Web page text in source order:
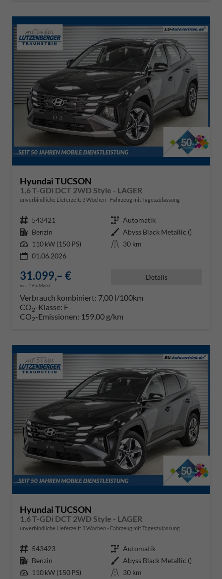
Hyundai TUCSON
1,6 T-GDi DCT 2WD Style - LAGER
unverbindliche Lieferzeit: 3 Wochen Fahrzeug mit Tageszulassung
Fahrzeugnr. 543421 Getriebe Automatik
Kraftstoff Benzin Außenfarbe Abyss Black Metallic ()
Leistung 110 kW (150 PS) Kilometerstand 30 km
01.06.2026
31.099,– €
incl. 19% MwSt.
Details
Verbrauch kombiniert: 7,00 l/100km
CO2-Klasse: F
CO2-Emissionen: 159,00 g/km
Hyundai TUCSON
1,6 T-GDi DCT 2WD Style - LAGER
unverbindliche Lieferzeit: 3 Wochen Fahrzeug mit Tageszulassung
Fahrzeugnr. 543423 Getriebe Automatik
Kraftstoff Benzin Außenfarbe Abyss Black Metallic ()
Leistung 110 kW (150 PS) Kilometerstand 30 km